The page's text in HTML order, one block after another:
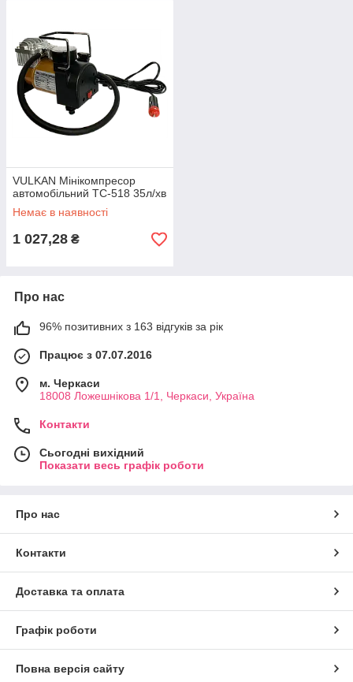
VULKAN Мінікомпресор
автомобільний ТС-518 35л/хв
Немає в наявності
1 027,28 ₴
Про нас
96% позитивних з 163 відгуків за рік
Працює з 07.07.2016
м. Черкаси
18008 Ложешнікова 1/1, Черкаси, Україна
Контакти
Сьогодні вихідний
Показати весь графік роботи
Про нас
Контакти
Доставка та оплата
Графік роботи
Повна версія сайту